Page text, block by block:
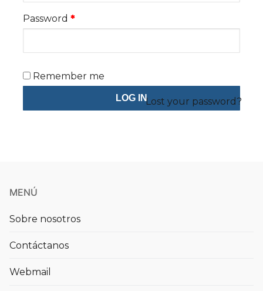
Password *
Remember me
LOG INLost your password?
MENÚ
Sobre nosotros
Contáctanos
Webmail